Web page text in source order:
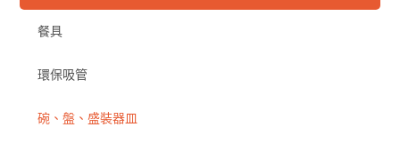
餐具
環保吸管
碗、盤、盛裝器皿